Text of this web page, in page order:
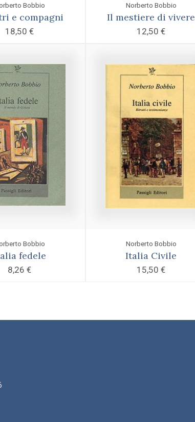
Bobbio
e compagni
18,50€
Norberto Bobbio
Il mestiere di vivere
12,50€
Bobbio
fedele
8,26€
Norberto Bobbio
Italia Civile
15,50€